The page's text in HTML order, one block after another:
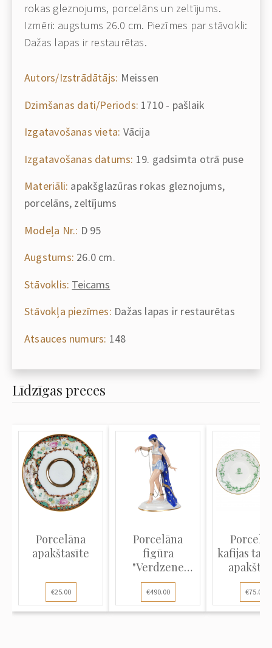
rokas gleznojums, porcelāns un zeltījums.
Izmēri: augstums 26.0 cm. Piezīmes par stāvokli:
Dažas lapas ir restaurētas.
Autors/Izstrādātājs: Meissen
Dzimšanas dati/Periods: 1710 - pašlaik
Izgatavošanas vieta: Vācija
Izgatavošanas datums: 19. gadsimta otrā puse
Materiāli: apakšglazūras rokas gleznojums,
porcelāns, zeltījums
Modeļa Nr.: D 95
Augstums: 26.0 cm.
Stāvoklis: Teicams
Stāvokļa piezīmes: Dažas lapas ir restaurētas
Atsauces numurs: 148
Līdzīgas preces
Porcelāna
apakštasīte
€25.00
Porcelāna
figūra
"Verdzene
dejotāja"
€490.00
kafijas
€75.00